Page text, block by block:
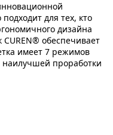
для тех, кто
дизайна
обеспечивает
имеет 7 режимов
проработки